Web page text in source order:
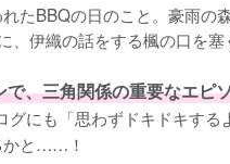
たBBQの日のこと。豪雨
、伊織の話をする楓の口を塞
、三角関係の重要なエピ
グにも「思わずドキドキす
かと……！